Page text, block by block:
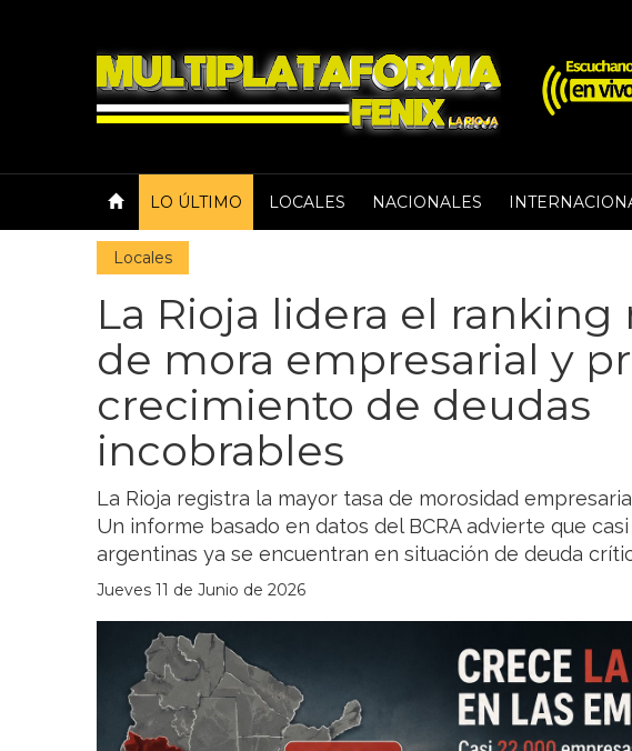
LO ÚLTIMO LOCALES NACIONALES
Locales
La Rioja lidera el ranking
de mora empresarial y
crecimiento de deudas
incobrables
La Rioja registra la mayor tasa de morosidad
Un informe basado en datos del BCRA advierte que casi
argentinas ya se encuentran en situación de deuda
Jueves 11 de Junio de 2026